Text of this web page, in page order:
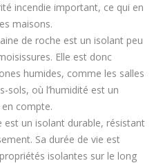
incendie important, ce qui en
maisons.
de roche est un isolant peu
Elle est donc
humides, comme les salles
sols, où l’humidité est un
compte.
est un isolant durable, résistant
Sa durée de vie est
isolantes sur le long